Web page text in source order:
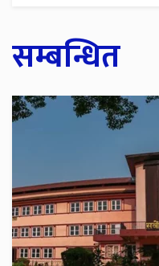
सम्बन्धित